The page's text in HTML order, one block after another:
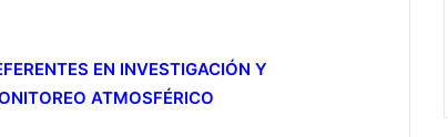
EN INVESTIGACIÓN Y
ATMOSFÉRICO